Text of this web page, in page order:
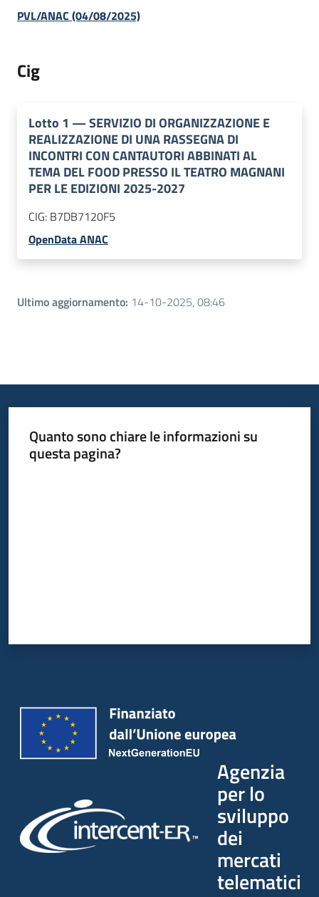
PVL/ANAC (04/08/2025)
Cig
Lotto 1 —SERVIZIO DI ORGANIZZAZIONE E
REALIZZAZIONE DI UNA RASSEGNA DI
INCONTRI CON CANTAUTORI ABBINATI AL
TEMA DEL FOOD PRESSO IL TEATRO MAGNANI
PER LE EDIZIONI 2025-2027
CIG: B7DB7120F5
OpenData ANAC
Ultimo aggiornamento: 14-10-2025, 08:46
Quanto sono chiare le informazioni su
questa pagina?
Agenzia
per lo
sviluppo
dei
mercati
telematici